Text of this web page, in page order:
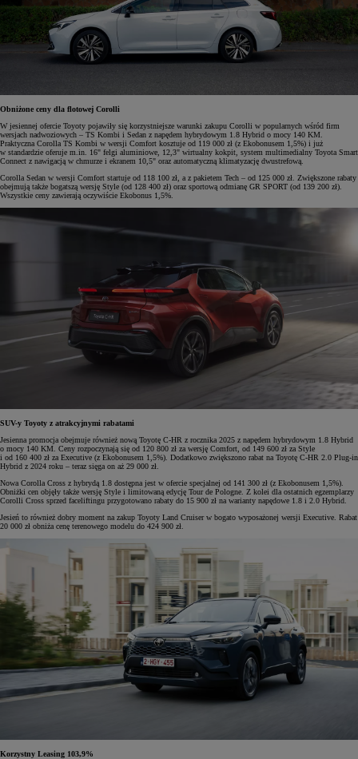
Obniżone ceny dla flotowej Corolli
W jesiennej ofercie Toyoty pojawiły się korzystniejsze warunki zakupu Corolli w popularnych wśród firm
wersjach nadwoziowych – TS Kombi i Sedan z napędem hybrydowym 1.8 Hybrid o mocy 140 KM.
Praktyczna Corolla TS Kombi w wersji Comfort kosztuje od 119 000 zł (z Ekobonusem 1,5%) i już
w standardzie oferuje m.in. 16" felgi aluminiowe, 12,3" wirtualny kokpit, system multimedialny Toyota Smart
Connect z nawigacją w chmurze i ekranem 10,5" oraz automatyczną klimatyzację dwustrefową.
Corolla Sedan w wersji Comfort startuje od 118 100 zł, a z pakietem Tech – od 125 000 zł. Zwiększone rabaty
obejmują także bogatszą wersję Style (od 128 400 zł) oraz sportową odmianę GR SPORT (od 139 200 zł).
Wszystkie ceny zawierają oczywiście Ekobonus 1,5%.
SUV-y Toyoty z atrakcyjnymi rabatami
Jesienna promocja obejmuje również nową Toyotę C-HR z rocznika 2025 z napędem hybrydowym 1.8 Hybrid
o mocy 140 KM. Ceny rozpoczynają się od 120 800 zł za wersję Comfort, od 149 600 zł za Style
i od 160 400 zł za Executive (z Ekobonusem 1,5%). Dodatkowo zwiększono rabat na Toyotę C-HR 2.0 Plug-in
Hybrid z 2024 roku – teraz sięga on aż 29 000 zł.
Nowa Corolla Cross z hybrydą 1.8 dostępna jest w ofercie specjalnej od 141 300 zł (z Ekobonusem 1,5%).
Obniżki cen objęły także wersję Style i limitowaną edycję Tour de Pologne. Z kolei dla ostatnich egzemplarzy
Corolli Cross sprzed faceliftingu przygotowano rabaty do 15 900 zł na warianty napędowe 1.8 i 2.0 Hybrid.
Jesień to również dobry moment na zakup Toyoty Land Cruiser w bogato wyposażonej wersji Executive. Rabat
20 000 zł obniża cenę terenowego modelu do 424 900 zł.
Korzystny Leasing 103,9%